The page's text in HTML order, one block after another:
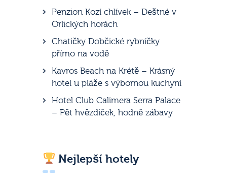
Penzion Kozí chlívek – Deštné v
Orlických horách
Chatičky Dobčické rybníčky
přímo na vodě
Kavros Beach na Krétě – Krásný
hotel u pláže s výbornou kuchyní
Hotel Club Calimera Serra Palace
– Pět hvězdiček, hodně zábavy
Nejlepší hotely